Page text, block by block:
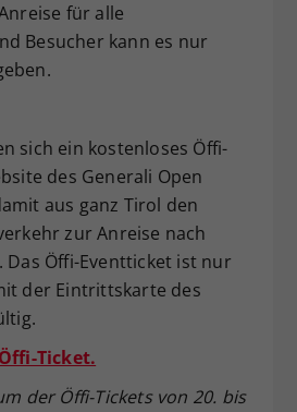
für alle
Besucher kann es nur
sich ein kostenloses Öffi-
des Generali Open
aus ganz Tirol den
zur Anreise nach
Öffi-Eventticket ist nur
der Eintrittskarte des
Ticket.
der Öffi-Tickets von 20. bis